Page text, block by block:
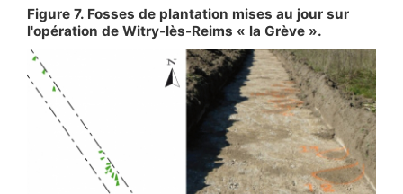
Figure 7. Fosses de plantation mises au jour sur
l'opération de Witry-lès-Reims « la Grève ».